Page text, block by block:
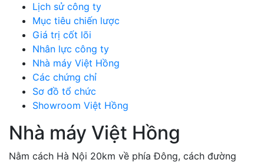
Lịch sử công ty
Mục tiêu chiến lược
Giá trị cốt lõi
Nhân lực công ty
Nhà máy Việt Hồng
Các chứng chỉ
Sơ đồ tổ chức
Showroom Việt Hồng
Nhà máy Việt Hồng
Nằm cách Hà Nội 20km về phía Đông, cách đường